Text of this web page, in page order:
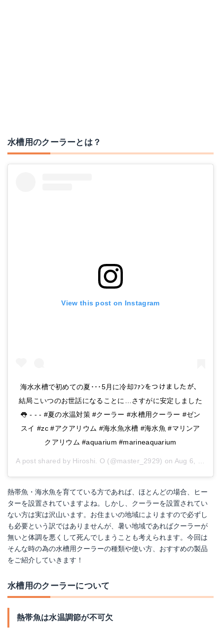
水槽用のクーラーとは？
View this post on Instagram
海水水槽で初めての夏･･･5月に冷却ﾌｧﾝをつけましたが、
結局こいつのお世話になることに…さすがに安定しました
👅 - - - #夏の水温対策 #クーラー #水槽用クーラー #ゼン
スイ #zc #アクアリウム #海水魚水槽 #海水魚 #マリンア
クアリウム #aquarium #marineaquarium
A post shared by Hiroshi. O (@master_2929) on Aug 6, 2018 at 5:26am PDT
熱帯魚・海水魚を育てている方であれば、ほとんどの場合、ヒー
ターを設置されていますよね。しかし、クーラーを設置されてい
ない方は実は沢山います。お住まいの地域によりますので必ずし
も必要という訳ではありませんが、暑い地域であればクーラーが
無いと体調を悪くして死んでしまうことも考えられます。今回は
そんな時の為の水槽用クーラーの種類や使い方、おすすめの製品
をご紹介していきます！
水槽用のクーラーについて
熱帯魚は水温調節が不可欠